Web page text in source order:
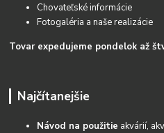
Chovateľské informácie
Fotogaléria a naše realizácie
Tovar expedujeme pondelok až
Najčítanejšie
Návod na použitie akvárií,